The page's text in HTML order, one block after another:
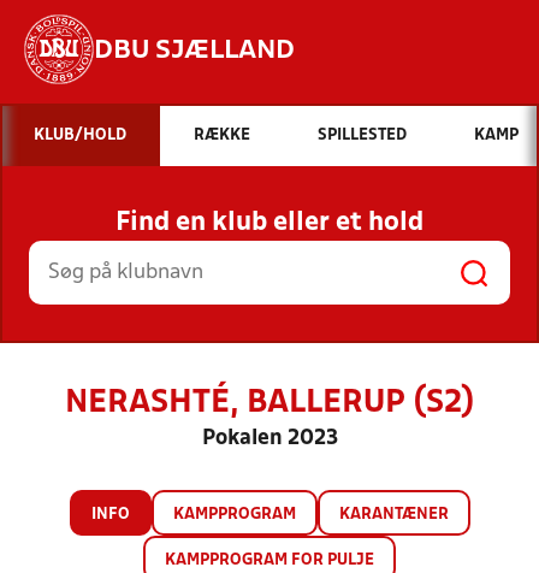
DBU SJÆLLAND
Hvad vil du søge efter?
INDHOLD OG NYHEDER
STILLINGER, RESULTATER, KLUBBER OG
HOLD
KLUB/HOLD RÆKKE SPILLESTED KAMP
Find en klub eller et hold
NERASHTÉ, BALLERUP (S2)
Pokalen 2023
INFO KAMPPROGRAM KARANTÆNER
KAMPPROGRAM FOR PULJE